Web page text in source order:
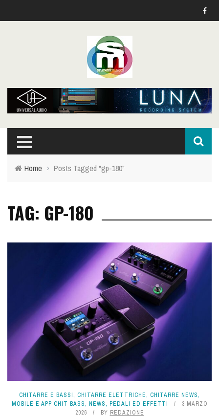
Home › Posts Tagged "gp-180"
TAG: GP-180
CHITARRE E BASSI, CHITARRE ELETTRICHE, CHITARRE NEWS,
MOBILE E APP CHIT BASS, NEWS, PEDALI ED EFFETTI
3 MARZO
2026
BY REDAZIONE